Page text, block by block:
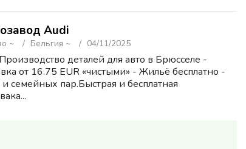
Audi
~ Бельгия ~ 04/11/2025
деталей для авто в Брюсселе -
от 16.75 EUR «чистыми» - Жильё бесплатно -
пар.Быстрая и бесплатная